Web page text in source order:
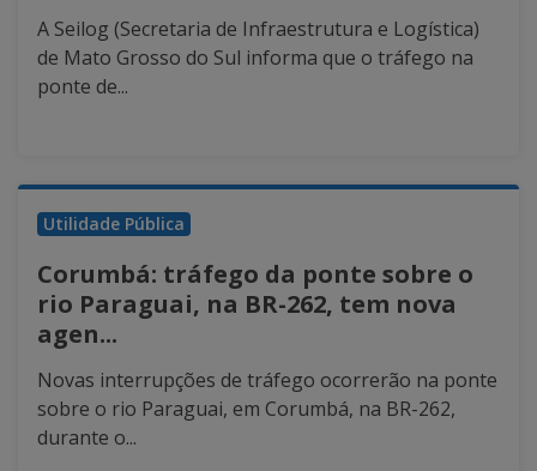
A Seilog (Secretaria de Infraestrutura e Logística)
de Mato Grosso do Sul informa que o tráfego na
ponte de...
Utilidade Pública
Corumbá: tráfego da ponte sobre o
rio Paraguai, na BR-262, tem nova
agen...
Novas interrupções de tráfego ocorrerão na ponte
sobre o rio Paraguai, em Corumbá, na BR-262,
durante o...